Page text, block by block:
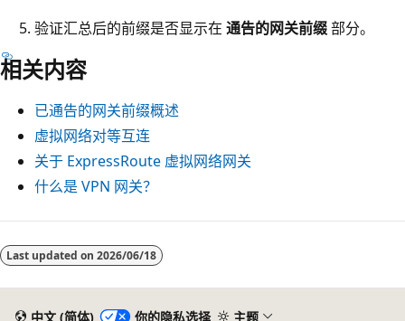
验证汇总后的前缀是否显示在 通告的网关前缀部分。
相关内容
已通告的网关前缀概述
虚拟网络对等互连
关于 ExpressRoute 虚拟网络网关
什么是 VPN 网关？
阅
读Last updated on 2026/06/18
中文 (简体) 你的隐私选择 主题